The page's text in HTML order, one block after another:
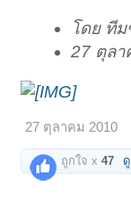
โดย ที
27 ตุลา
27 ตุลาคม 2010
ถูกใจ x47